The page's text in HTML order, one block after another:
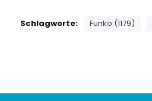
Schlagworte: Funko (1179)